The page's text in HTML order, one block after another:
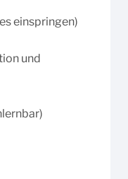
einspringen)
und